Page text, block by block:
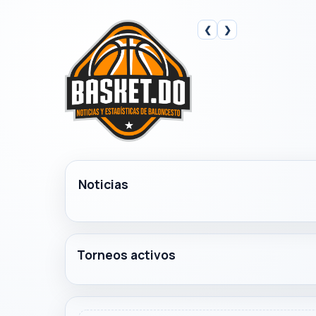
❮ ❯
Noticias
Torneos activos